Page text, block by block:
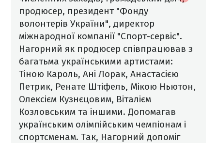
продюсер, президент "Фонду
волонтерів України", директор
міжнародної компанії "Спорт-сервіс".
Нагорний як продюсер співпрацював з
багатьма українськими артистами:
Тіною Кароль, Ані Лорак, Анастасією
Петрик, Ренате Штіфель, Мікою Ньютон,
Олексієм Кузнєцовим, Віталієм
Козловським та іншими. Допомагав
українським олімпійським чемпіонам і
спортсменам. Так, Нагорний допоміг